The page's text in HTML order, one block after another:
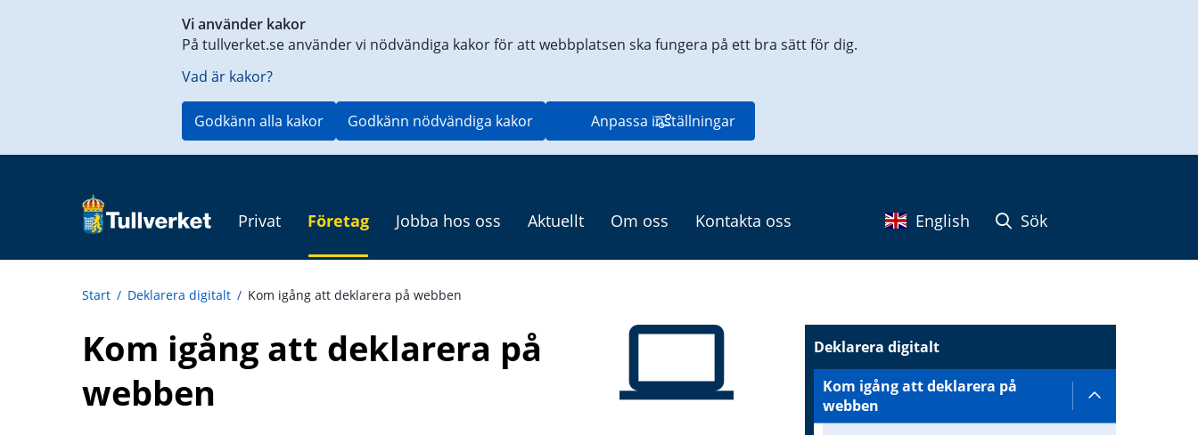
Vi använder kakor
På tullverket.se använder vi nödvändiga kakor för att webbplatsen ska fungera på ett bra sätt för dig.
Vad är kakor?
Godkänn alla kakor Godkänn nödvändiga kakor Anpassa inställningar
Privat Företag Jobba hos oss Aktuellt Om oss Kontakta oss English Sök
Start / Deklarera digitalt / Kom igång att deklarera på webben
Kom igång att deklarera på
webben
Deklarera digitalt
Kom igång att deklarera på
webben